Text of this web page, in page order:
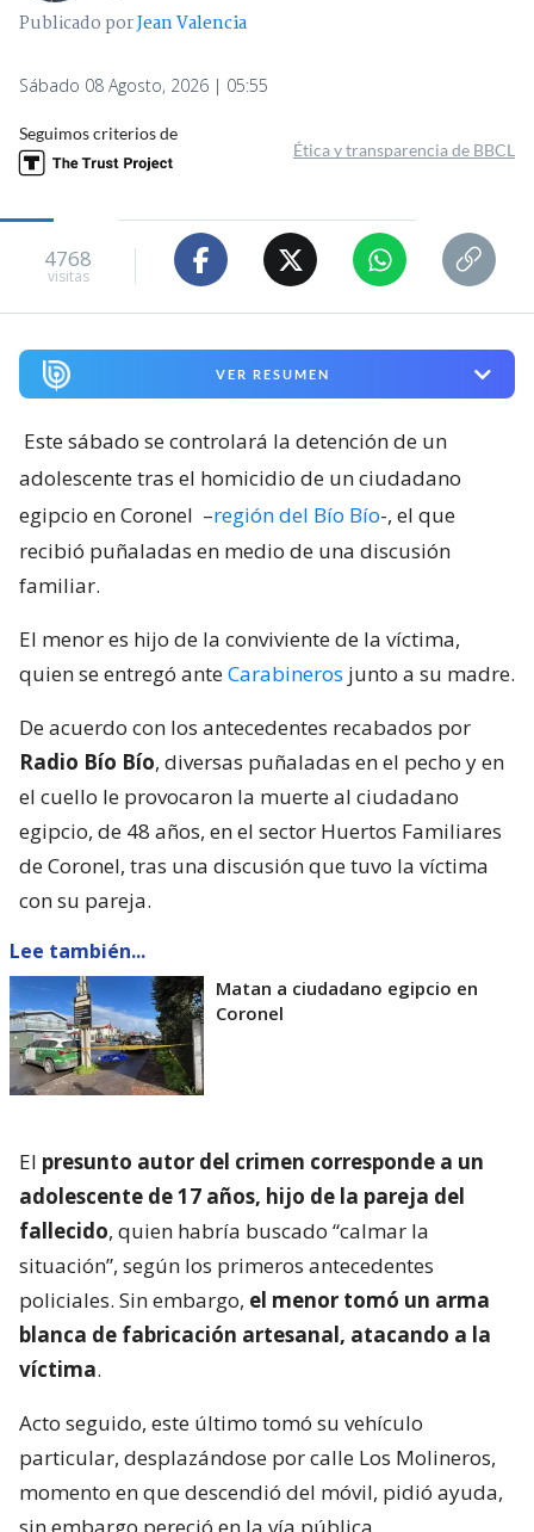
Publicado porJean Valencia
Sábado 08 Agosto, 2026 | 05:55
Seguimos criterios de
Ética y transparencia de BBCL
4768
visitas
VER RESUMEN
Este sábado se controlará la detención de un
adolescente tras el homicidio de un ciudadano
egipcio en Coronel –región del Bío Bío-, el que
recibió puñaladas en medio de una discusión
familiar.
El menor es hijo de la conviviente de la víctima,
quien se entregó anteCarabineros junto a su madre.
De acuerdo con los antecedentes recabados por
Radio Bío Bío, diversas puñaladas en el pecho y en
el cuello le provocaron la muerte al ciudadano
egipcio, de 48 años, en el sector Huertos Familiares
de Coronel, tras una discusión que tuvo la víctima
con su pareja.
Lee también...
Matan a ciudadano egipcio en
Coronel
El presunto autor del crimen corresponde a un
adolescente de 17 años, hijo de la pareja del
fallecido, quien habría buscado “calmar la
situación”, según los primeros antecedentes
policiales. Sin embargo, el menor tomó un arma
blanca de fabricación artesanal, atacando a la
víctima.
Acto seguido, este último tomó su vehículo
particular, desplazándose por calle Los Molineros,
momento en que descendió del móvil, pidió ayuda,